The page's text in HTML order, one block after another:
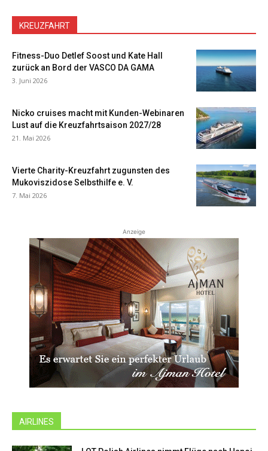
KREUZFAHRT
Fitness-Duo Detlef Soost und Kate Hall
zurück an Bord der VASCO DA GAMA
3. Juni 2026
Nicko cruises macht mit Kunden-Webinaren
Lust auf die Kreuzfahrtsaison 2027/28
21. Mai 2026
Vierte Charity-Kreuzfahrt zugunsten des
Mukoviszidose Selbsthilfe e. V.
7. Mai 2026
Anzeige
AIRLINES